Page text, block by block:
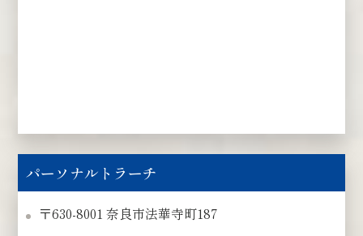
パーソナルトラーチ
〒630-8001 奈良市法華寺町187